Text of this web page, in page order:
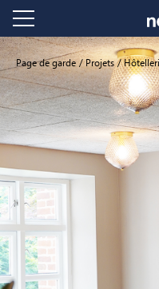
Page de garde Projets